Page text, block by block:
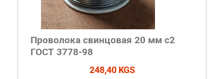
Проволока свинцовая 20 мм с2
ГОСТ 3778-98
248,40 KGS